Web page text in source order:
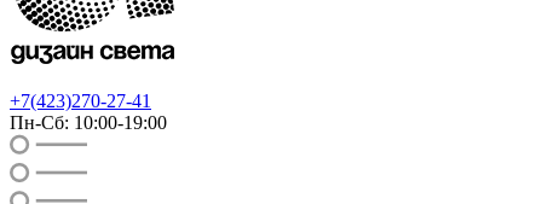
+7(423)270-27-41
Пн-Сб: 10:00-19:00